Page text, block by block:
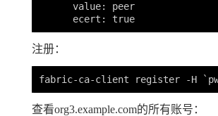
      value: peer
注册：
查看org3.example.com的所有账号：